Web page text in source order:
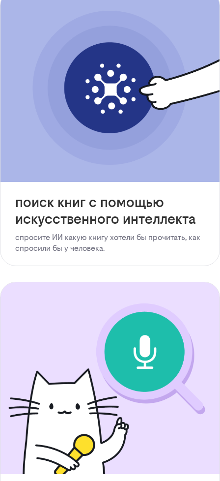
поиск книг с помощью
искусственного интеллекта
спросите ИИ какую книгу хотели бы прочитать, как
спросили бы у человека.